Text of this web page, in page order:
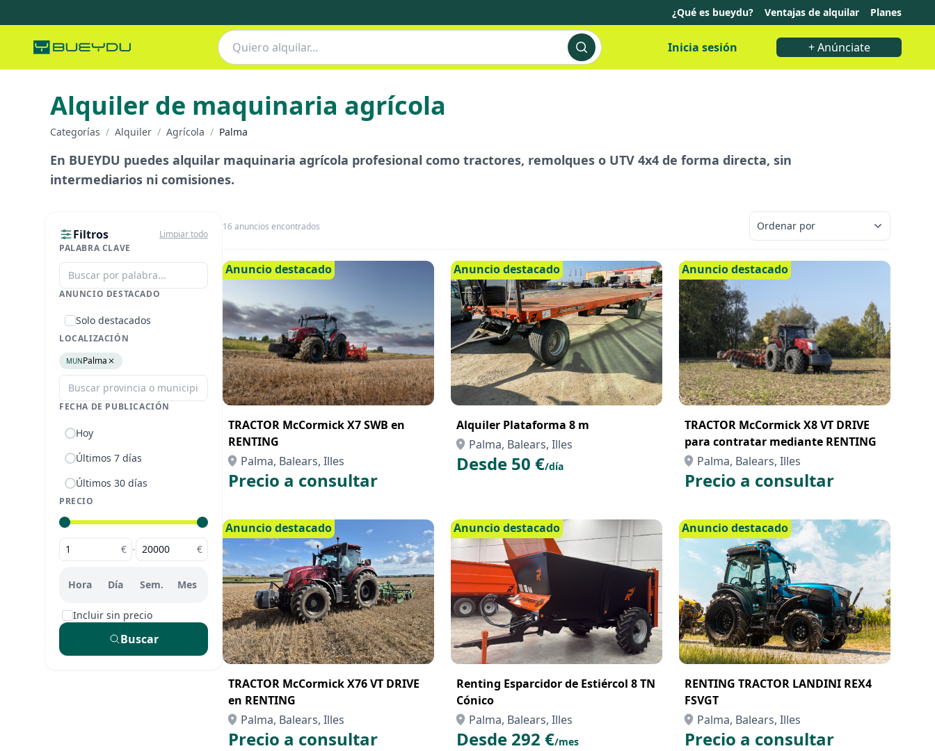
¿Qué es bueydu? Ventajas de alquilar Planes
Inicia sesión + Anúnciate
Alquiler de maquinaria agrícola
Categorías / Alquiler / Agrícola / Palma
En BUEYDU puedes alquilar maquinaria agrícola profesional como tractores, remolques o UTV 4x4 de forma directa, sin
intermediarios ni comisiones.
Filtros
Limpiar todo
PALABRA CLAVE
ANUNCIO DESTACADO
Solo destacados
LOCALIZACIÓN
MUNPalma
FECHA DE PUBLICACIÓN
Hoy
Últimos 7 días
Últimos 30 días
PRECIO
€ - €
Hora Día Sem. Mes
Incluir sin precio
Buscar
16anuncios encontrados
Anuncio destacado
TRACTOR McCormick X7 SWB en
RENTING
Palma, Balears, Illes
Precio a consultar
Anuncio destacado
Alquiler Plataforma 8 m
Palma, Balears, Illes
Desde 50 €/día
Anuncio destacado
TRACTOR McCormick X8 VT DRIVE
para contratar mediante RENTING
Palma, Balears, Illes
Precio a consultar
Anuncio destacado
TRACTOR McCormick X76 VT DRIVE
en RENTING
Palma, Balears, Illes
Precio a consultar
Anuncio destacado
Renting Esparcidor de Estiércol 8 TN
Cónico
Palma, Balears, Illes
Desde 292 €/mes
Anuncio destacado
RENTING TRACTOR LANDINI REX4
FSVGT
Palma, Balears, Illes
Precio a consultar